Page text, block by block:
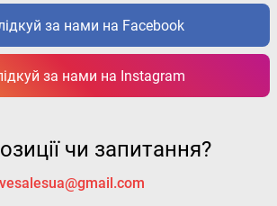
за нами на Facebook
за нами на Instagram
чи запитання?